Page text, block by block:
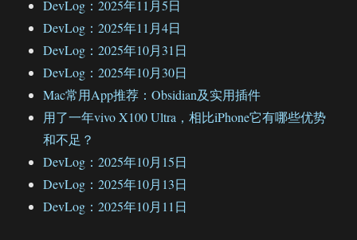
DevLog：2025年11月5日
DevLog：2025年11月4日
DevLog：2025年10月31日
DevLog：2025年10月30日
Mac常用App推荐：Obsidian及实用插件
用了一年vivo X100 Ultra，相比iPhone它有哪些优势
和不足？
DevLog：2025年10月15日
DevLog：2025年10月13日
DevLog：2025年10月11日